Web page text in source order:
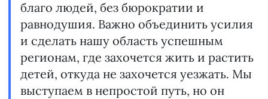
благо людей, без бюрократии и
равнодушия. Важно объединить усилия
и сделать нашу область успешным
регионам, где захочется жить и растить
детей, откуда не захочется уезжать. Мы
выступаем в непростой путь, но он